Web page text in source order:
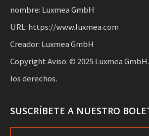
nombre: Luxmea GmbH
URL: https://www.luxmea.com
Creador: Luxmea GmbH
Copyright Aviso: © 2025 Luxmea
los derechos.
SUSCRÍBETE A NUESTRO